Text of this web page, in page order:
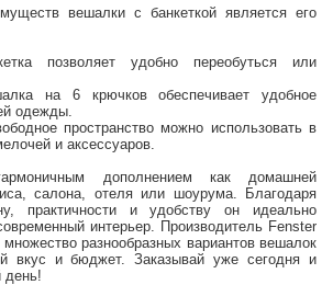
вешалки с банкеткой является его
позволяет удобно переобуться или
на 6 крючков обеспечивает удобное
одежды.
пространство можно использовать в
и аксессуаров.
дополнением как домашней
салона, отеля или шоурума. Благодаря
практичности и удобству он идеально
интерьер. Производитель Fenster
разнообразных вариантов вешалок
вкус и бюджет. Заказывай уже сегодня и
день!